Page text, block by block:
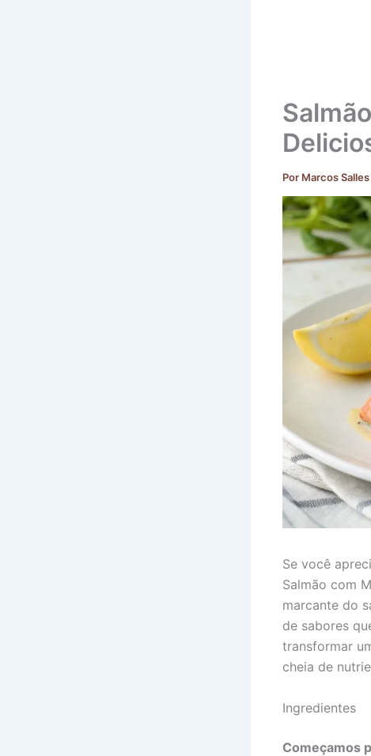
Por Marcos Salles
Se você
Salmão com
marcante do
de sabores
transformar
cheia de
Ingredientes
Começamos